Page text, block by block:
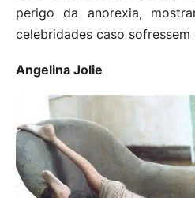
perigo da anorexia,
celebridades caso sofressem
Angelina Jolie